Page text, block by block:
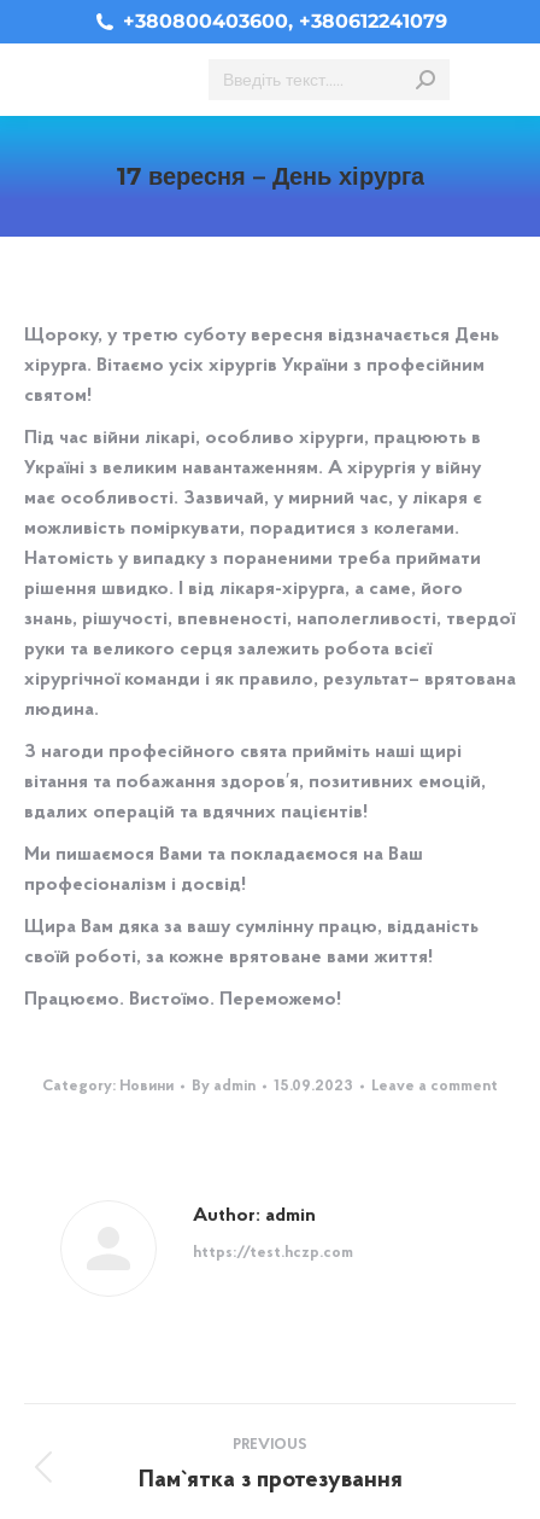
+380800403600, +380612241079
Search:
17 вересня – День хірурга
Щороку, у третю суботу вересня відзначається День
хірурга. Вітаємо усіх хірургів України з професійним
святом!
Під час війни лікарі, особливо хірурги, працюють в
Україні з великим навантаженням. А хірургія у війну
має особливості. Зазвичай, у мирний час, у лікаря є
можливість поміркувати, порадитися з колегами.
Натомість у випадку з пораненими треба приймати
рішення швидко. І від лікаря-хірурга, а саме, його
знань, рішучості, впевненості, наполегливості, твердої
руки та великого серця залежить робота всієї
хірургічної команди і як правило, результат– врятована
людина.
З нагоди професійного свята прийміть наші щирі
вітання та побажання здоров′я, позитивних емоцій,
вдалих операцій та вдячних пацієнтів!
Ми пишаємося Вами та покладаємося на Ваш
професіоналізм і досвід!
Щира Вам дяка за вашу сумлінну працю, відданість
своїй роботі, за кожне врятоване вами життя!
Працюємо. Вистоїмо. Переможемо!
Category: Новини By admin 15.09.2023 Leave a comment
Author: admin
https://test.hczp.com
navigation
PREVIOUS
Previous
Пам`ятка з протезування